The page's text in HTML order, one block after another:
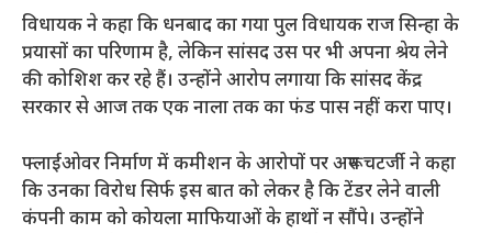
विधायक ने कहा कि धनबाद का गया पुल विधायक राज सिन्हा के
प्रयासों का परिणाम है, लेकिन सांसद उस पर भी अपना श्रेय लेने
की कोशिश कर रहे हैं। उन्होंने आरोप लगाया कि सांसद केंद्र
सरकार से आज तक एक नाला तक का फंड पास नहीं करा पाए।
फ्लाईओवर निर्माण में कमीशन के आरोपों पर अरूप चटर्जी ने कहा
कि उनका विरोध सिर्फ इस बात को लेकर है कि टेंडर लेने वाली
कंपनी काम को कोयला माफियाओं के हाथों न सौंपे। उन्होंने